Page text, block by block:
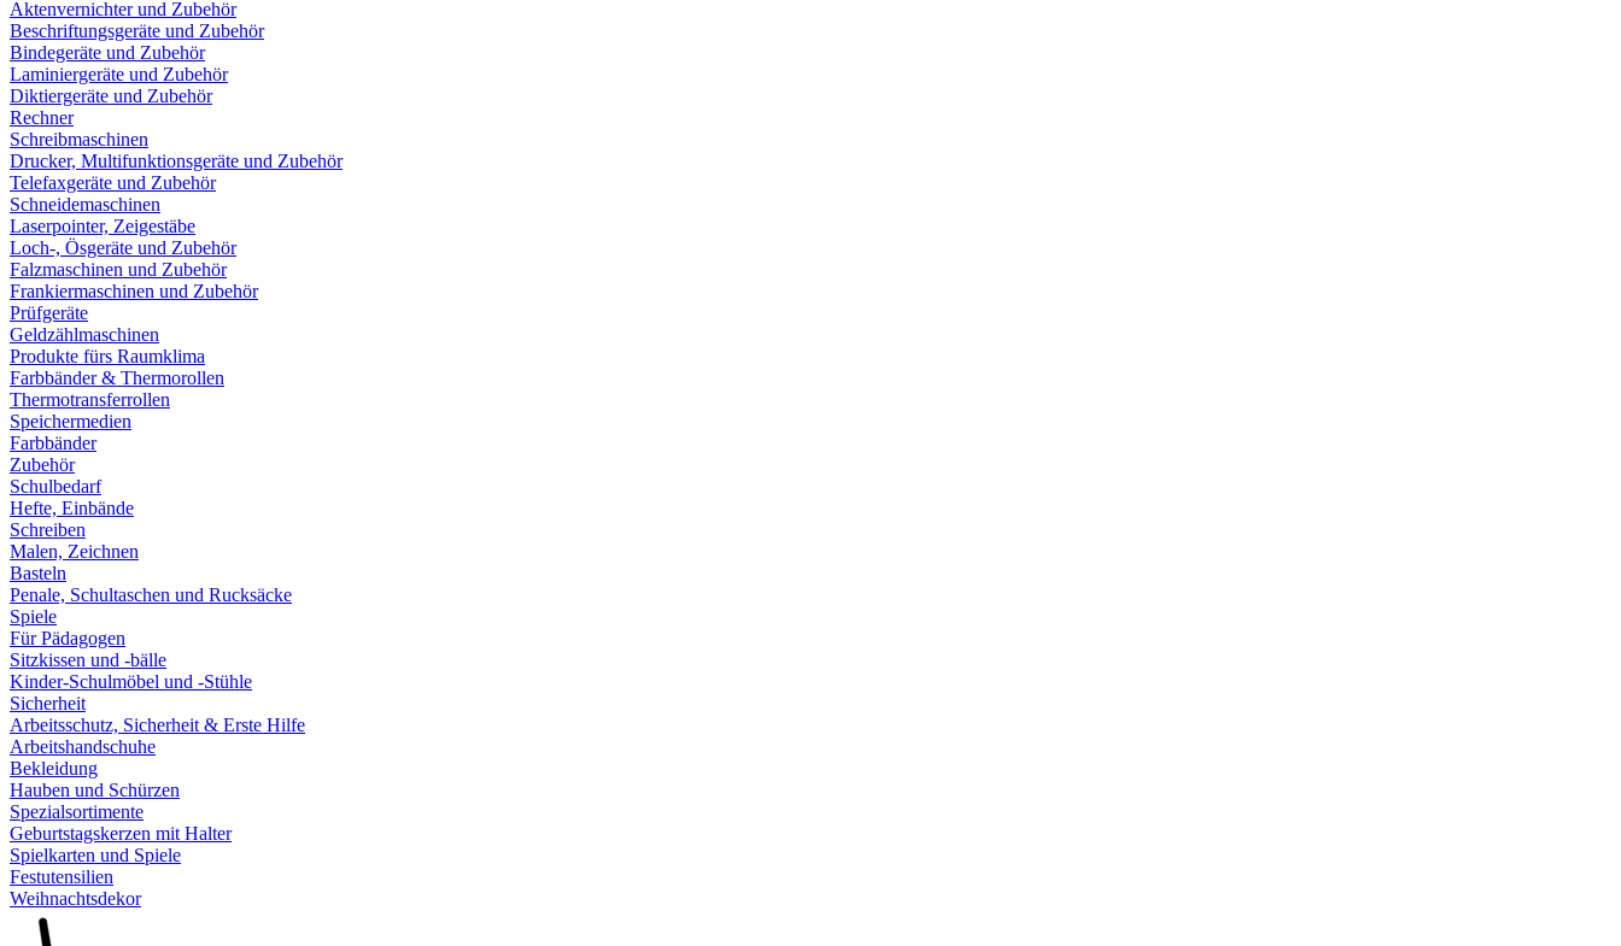
Aktenvernichter und Zubehör
Beschriftungsgeräte und Zubehör
Bindegeräte und Zubehör
Laminiergeräte und Zubehör
Diktiergeräte und Zubehör
Rechner
Schreibmaschinen
Drucker, Multifunktionsgeräte und Zubehör
Telefaxgeräte und Zubehör
Schneidemaschinen
Laserpointer, Zeigestäbe
Loch-, Ösgeräte und Zubehör
Falzmaschinen und Zubehör
Frankiermaschinen und Zubehör
Prüfgeräte
Geldzählmaschinen
Produkte fürs Raumklima
Farbbänder & Thermorollen
Thermotransferrollen
Speichermedien
Farbbänder
Zubehör
Schulbedarf
Hefte, Einbände
Schreiben
Malen, Zeichnen
Basteln
Penale, Schultaschen und Rucksäcke
Spiele
Für Pädagogen
Sitzkissen und -bälle
Kinder-Schulmöbel und -Stühle
Sicherheit
Arbeitsschutz, Sicherheit & Erste Hilfe
Arbeitshandschuhe
Bekleidung
Hauben und Schürzen
Spezialsortimente
Geburtstagskerzen mit Halter
Spielkarten und Spiele
Festutensilien
Weihnachtsdekor